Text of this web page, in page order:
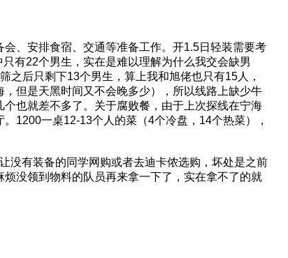
、安排食宿、交通等准备工作。开1.5日轻装需要考
有22个男生，实在是难以理解为什么我交会缺男
之后只剩下13个男生，算上我和旭佬也只有15人，
但是天黑时间又不会晚多少），所以线路上缺少牛
也就差不多了。关于腐败餐，由于上次探线在宁海
1200一桌12-13个人的菜（4个冷盘，14个热菜），
没有装备的同学网购或者去迪卡侬选购，坏处是之前
没领到物料的队员再来拿一下了，实在拿不了的就